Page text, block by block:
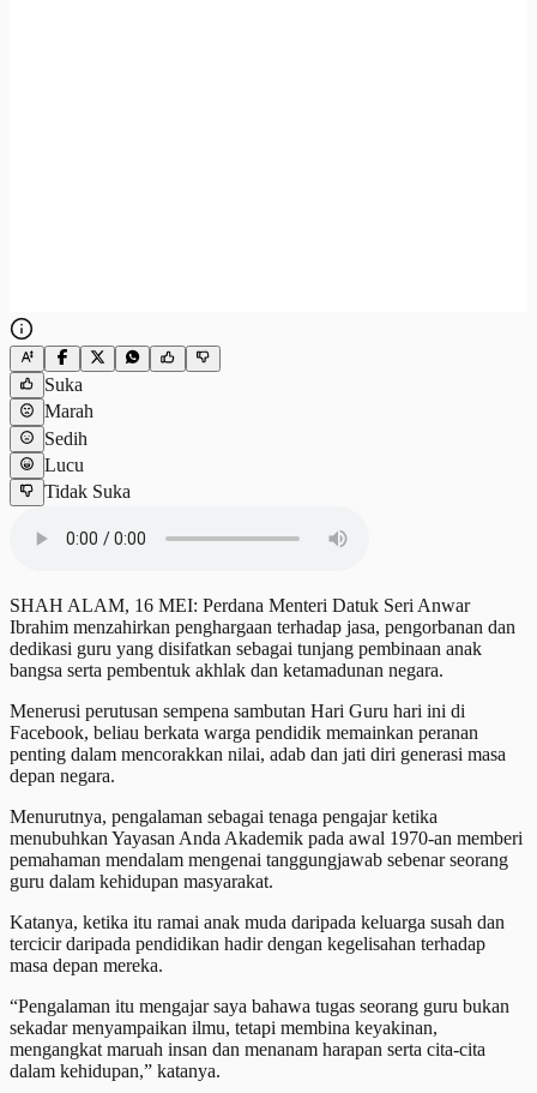
Suka
Marah
Sedih
Lucu
Tidak Suka
SHAH ALAM, 16 MEI: Perdana Menteri Datuk Seri Anwar
Ibrahim menzahirkan penghargaan terhadap jasa, pengorbanan dan
dedikasi guru yang disifatkan sebagai tunjang pembinaan anak
bangsa serta pembentuk akhlak dan ketamadunan negara.
Menerusi perutusan sempena sambutan Hari Guru hari ini di
Facebook, beliau berkata warga pendidik memainkan peranan
penting dalam mencorakkan nilai, adab dan jati diri generasi masa
depan negara.
Menurutnya, pengalaman sebagai tenaga pengajar ketika
menubuhkan Yayasan Anda Akademik pada awal 1970-an memberi
pemahaman mendalam mengenai tanggungjawab sebenar seorang
guru dalam kehidupan masyarakat.
Katanya, ketika itu ramai anak muda daripada keluarga susah dan
tercicir daripada pendidikan hadir dengan kegelisahan terhadap
masa depan mereka.
“Pengalaman itu mengajar saya bahawa tugas seorang guru bukan
sekadar menyampaikan ilmu, tetapi membina keyakinan,
mengangkat maruah insan dan menanam harapan serta cita-cita
dalam kehidupan,” katanya.